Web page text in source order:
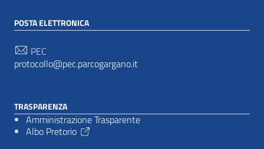
POSTA ELETTRONICA
PEC
protocollo@pec.parcogargano.it
TRASPARENZA
Amministrazione Trasparente
Albo Pretorio